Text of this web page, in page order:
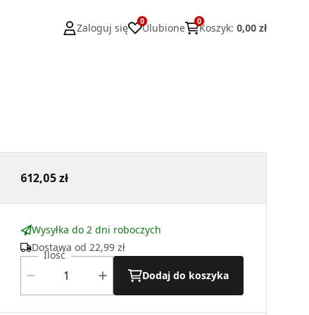
Zaloguj się
0
Ulubione
0
Koszyk: 0,00 zł
612,05 zł
Wysyłka do 2 dni roboczych
Dostawa od 22,99 zł
Ilość
Dodaj do koszyka